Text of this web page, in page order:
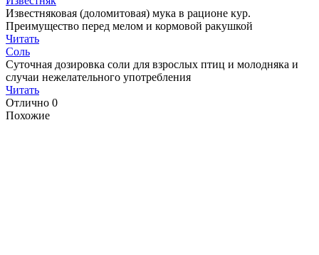
Известняковая (доломитовая) мука в рационе кур.
Преимущество перед мелом и кормовой ракушкой
Читать
Соль
Суточная дозировка соли для взрослых птиц и молодняка и
случаи нежелательного употребления
Читать
Отлично 0
Похожие